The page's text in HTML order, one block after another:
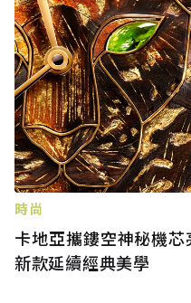
時尚
卡地亞攜鏤空神秘機
新款延續經典美學